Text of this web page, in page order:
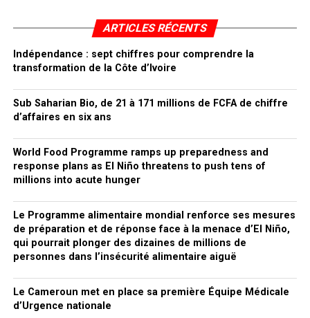
ARTICLES RÉCENTS
Indépendance : sept chiffres pour comprendre la
transformation de la Côte d’Ivoire
Sub Saharian Bio, de 21 à 171 millions de FCFA de chiffre
d’affaires en six ans
World Food Programme ramps up preparedness and
response plans as El Niño threatens to push tens of
millions into acute hunger
Le Programme alimentaire mondial renforce ses mesures
de préparation et de réponse face à la menace d’El Niño,
qui pourrait plonger des dizaines de millions de
personnes dans l’insécurité alimentaire aiguë
Le Cameroun met en place sa première Équipe Médicale
d’Urgence nationale